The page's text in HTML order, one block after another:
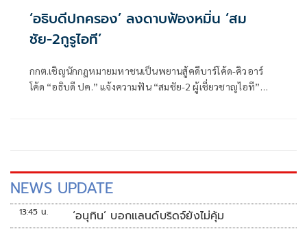
‘อธิบดีปกครอง’ ลงดาบฟ้องหมิ่น ‘สม
ชัย-2กูรูไอที’
กกต.เชิญนักกฎหมายมหาชนเป็นพยานสู้คดีบาร์โค้ด-คิวอาร์
โค้ด “อธิบดี ปค.” แจ้งความฟัน “สมชัย-2 ผู้เชี่ยวชาญไอที”
NEWS UPDATE
13:45 น. ‘อนุทิน’ บอกแลนด์บริดจ์ยังไม่คุ้ม